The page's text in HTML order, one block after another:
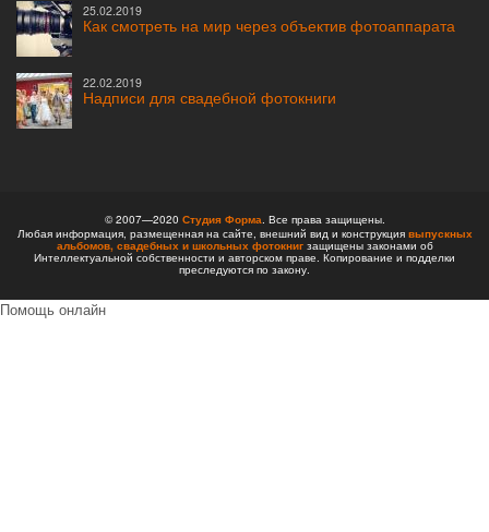
25.02.2019
Как смотреть на мир через объектив фотоаппарата
22.02.2019
Надписи для свадебной фотокниги
© 2007—2020 Студия Форма . Все права защищены.
Любая информация, размещенная на сайте, внешний вид и конструкция выпускных
альбомов, свадебных и школьных фотокнигзащищены законами об
Интеллектуальной собственности и авторском праве. Копирование и подделки
преследуются по закону.
Помощь онлайн